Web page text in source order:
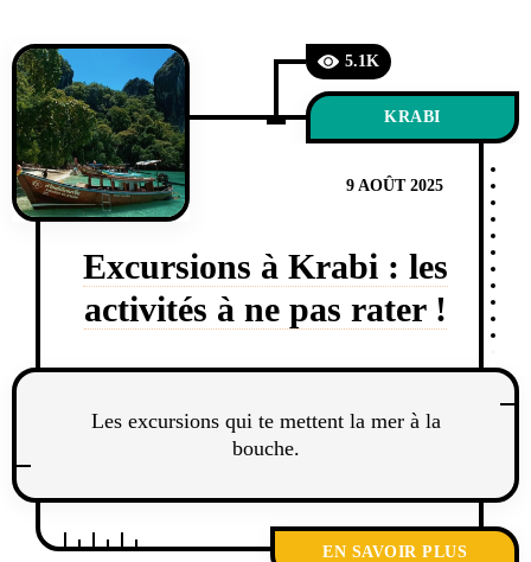
5.1K
KRABI
9 AOÛT 2025
Excursions à Krabi : les
activités à ne pas rater !
Les excursions qui te mettent la mer à la
bouche.
EN SAVOIR PLUS